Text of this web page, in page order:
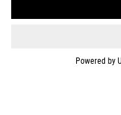
EQUIPMENT